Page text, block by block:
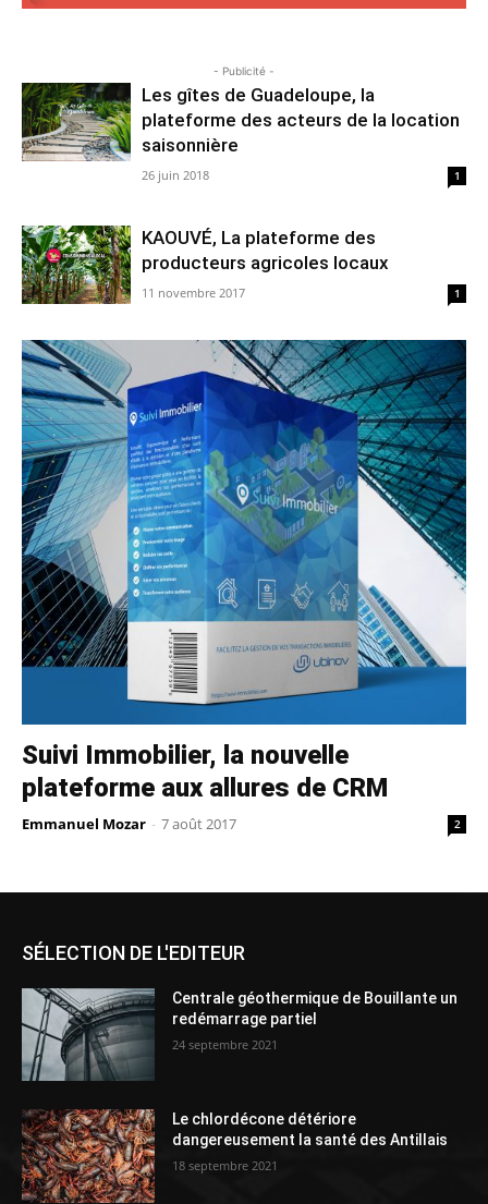
- Publicité -
Les gîtes de Guadeloupe, la
plateforme des acteurs de la location
saisonnière
26 juin 2018 1
KAOUVÉ, La plateforme des
producteurs agricoles locaux
11 novembre 2017 1
Suivi Immobilier, la nouvelle
plateforme aux allures de CRM
Emmanuel Mozar - 7 août 2017 2
SÉLECTION DE L'EDITEUR
Centrale géothermique de Bouillante un
redémarrage partiel
24 septembre 2021
Le chlordécone détériore
dangereusement la santé des Antillais
18 septembre 2021